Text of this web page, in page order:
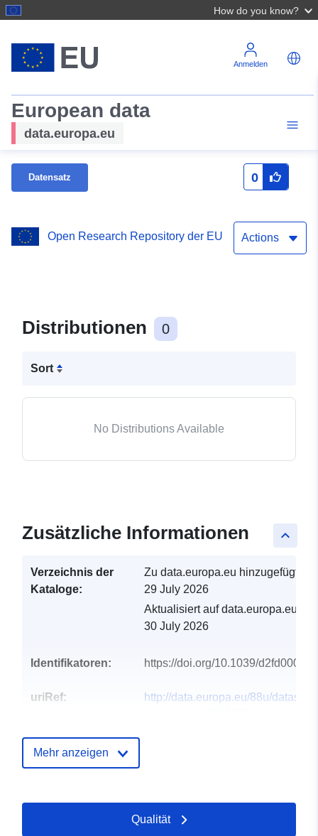
How do you know?
Anmelden
European data
data.europa.eu
Datensatz 0
Open Research Repository der EU Actions
Distributionen 0
Sort
No Distributions Available
keyboard_arrow_up
Zusätzliche Informationen
Verzeichnis der
Kataloge:
Zu data.europa.eu hinzugefügt:
29 July 2026
Aktualisiert auf data.europa.eu:
30 July 2026
Identifikatoren: https://doi.org/10.1039/d2fd00085g
uriRef:
http://data.europa.eu/88u/dataset/
Typ:
Mehr anzeigen
Qualität